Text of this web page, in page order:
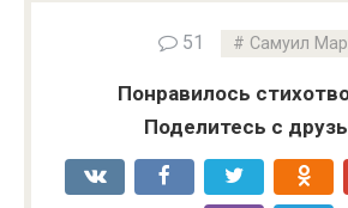
51 Самуил
Понравилось
Поделитесь с